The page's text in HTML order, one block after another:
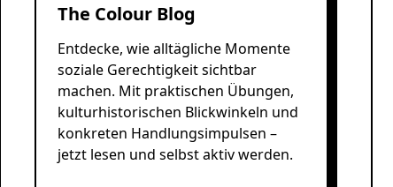
The Colour Blog
Entdecke, wie alltägliche Momente
soziale Gerechtigkeit sichtbar
machen. Mit praktischen Übungen,
kulturhistorischen Blickwinkeln und
konkreten Handlungsimpulsen –
jetzt lesen und selbst aktiv werden.